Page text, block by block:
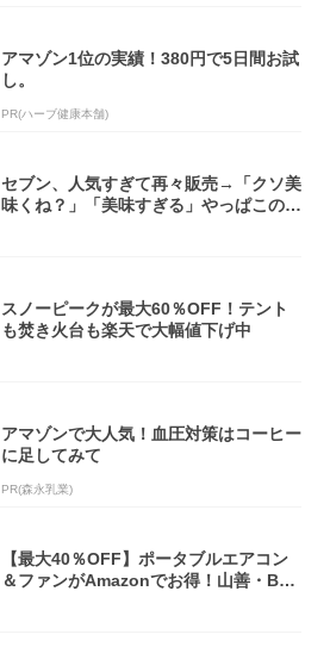
アマゾン1位の実績！380円で5日間お試
し。
PR(ハーブ健康本舗)
セブン、人気すぎて再々販売→「クソ美
味くね？」「美味すぎる」やっぱこのク
スノーピークが最大60％OFF！テント
も焚き火台も楽天で大幅値下げ中
アマゾンで大人気！血圧対策はコーヒー
に足してみて
PR(森永乳業)
【最大40％OFF】ポータブルエアコン
＆ファンがAmazonでお得！山善・Bo